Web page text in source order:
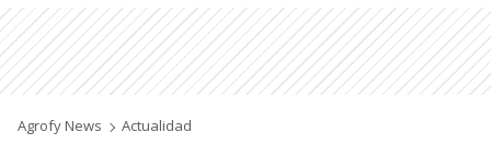
Agrofy News Actualidad